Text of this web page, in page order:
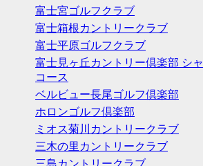
富士宮ゴルフクラブ
富士箱根カントリークラブ
富士平原ゴルフクラブ
富士見ヶ丘カントリー倶楽部 シ
コース
ベルビュー長尾ゴルフ倶楽部
ホロンゴルフ倶楽部
ミオス菊川カントリークラブ
三木の里カントリークラブ
三島カントリークラブ